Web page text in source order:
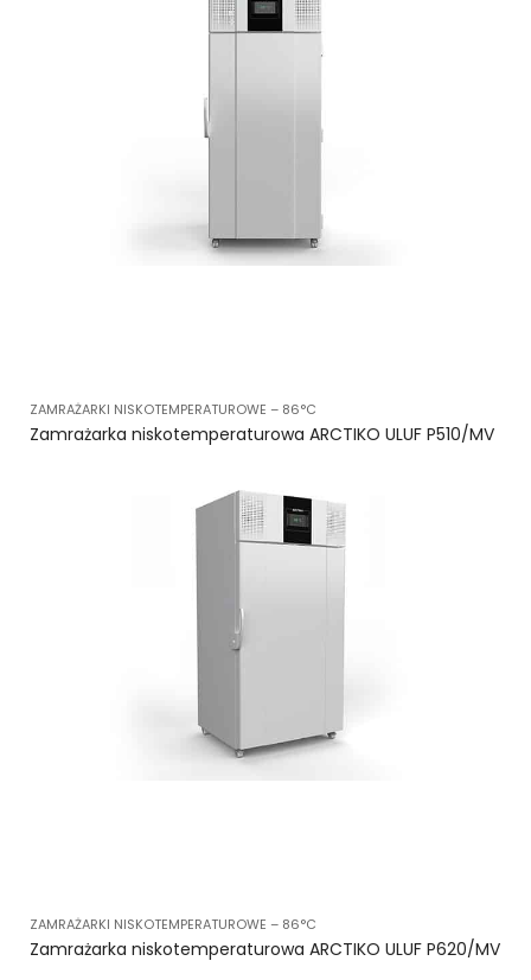
ZAMRAŻARKI NISKOTEMPERATUROWE – 86°C
Zamrażarka niskotemperaturowa ARCTIKO ULUF P510/MV
ZAMRAŻARKI NISKOTEMPERATUROWE – 86°C
Zamrażarka niskotemperaturowa ARCTIKO ULUF P620/MV